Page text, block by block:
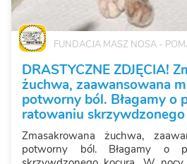
FUNDACJA MASZ NOSA -
DRASTYCZNE ZDJĘCIA!
żuchwa, zaawansowana
potworny ból. Błagamy o
ratowaniu
Zmasakrowana żuchwa,
potworny ból. Błagamy o